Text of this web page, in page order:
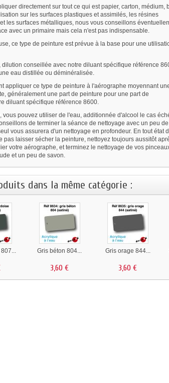
directement sur tout ce qui est papier, carton, médium,
sur les surfaces plastiques et assimilés, les résines
les surfaces métalliques, nous vous conseillons
avec un primaire mais cela n'est pas indispensable.
ce type de peinture est prévue à la base pour une
dilution conseillée avec notre diluant spécifique référence
eau distillée ou déminéralisée.
appliquer ce type de peinture à l'aérographe moyennant
généralement une part de peinture pour une part de
diluant spécifique référence 8600.
vous pouvez utiliser de l'eau, additionnée d'alcool le cas
de terminer la séance de nettoyage avec un peu de
vous assurera d'un nettoyage en profondeur. En tout état
pas laisser sécher la peinture, nettoyez toujours aussitôt
votre aérographe, et terminez le nettoyage de vos
et un peu de savon.
dans la même catégorie :
Gris béton 804...
3,60 €
Gris orage 844...
3,60 €